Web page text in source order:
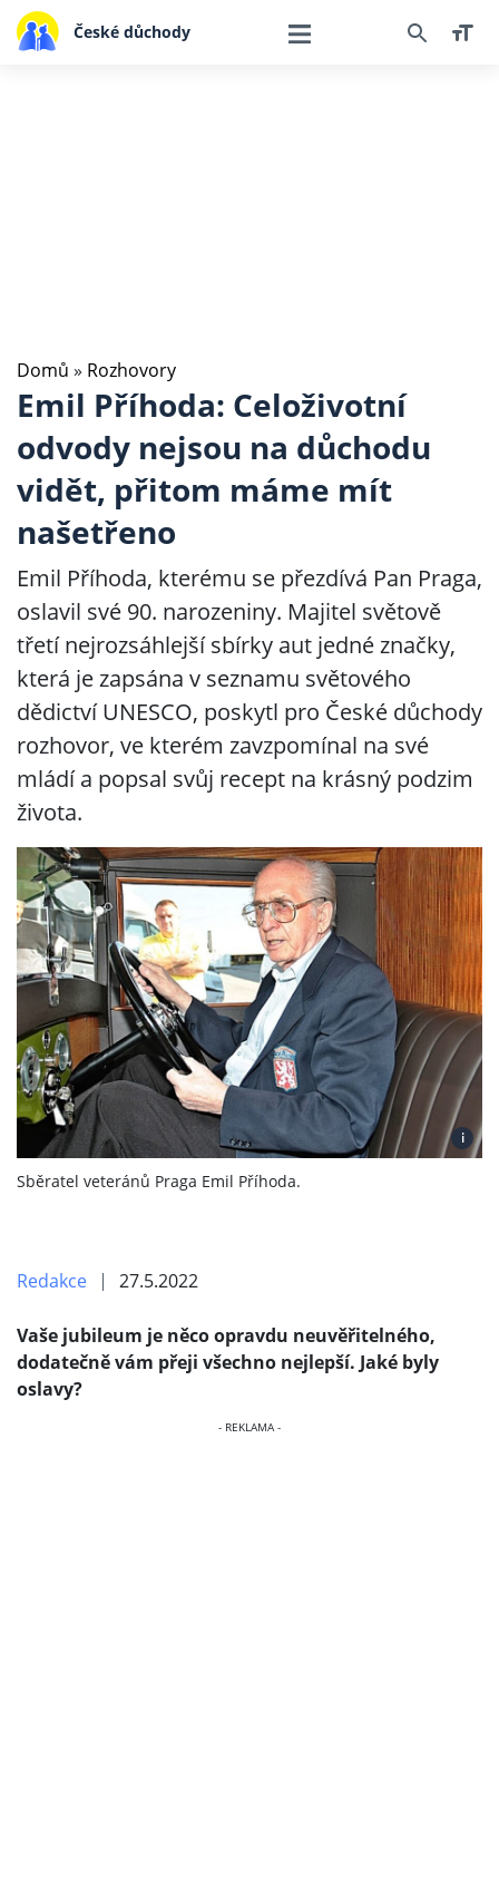
České důchody
Domů » Rozhovory
Emil Příhoda: Celoživotní
odvody nejsou na důchodu
vidět, přitom máme mít
našetřeno
Emil Příhoda, kterému se přezdívá Pan Praga,
oslavil své 90. narozeniny. Majitel světově
třetí nejrozsáhlejší sbírky aut jedné značky,
která je zapsána v seznamu světového
dědictví UNESCO, poskytl pro České důchody
rozhovor, ve kterém zavzpomínal na své
mládí a popsal svůj recept na krásný podzim
života.
i
Sběratel veteránů Praga Emil Příhoda.
Redakce 27.5.2022
Vaše jubileum je něco opravdu neuvěřitelného,
dodatečně vám přeji všechno nejlepší. Jaké byly
oslavy?